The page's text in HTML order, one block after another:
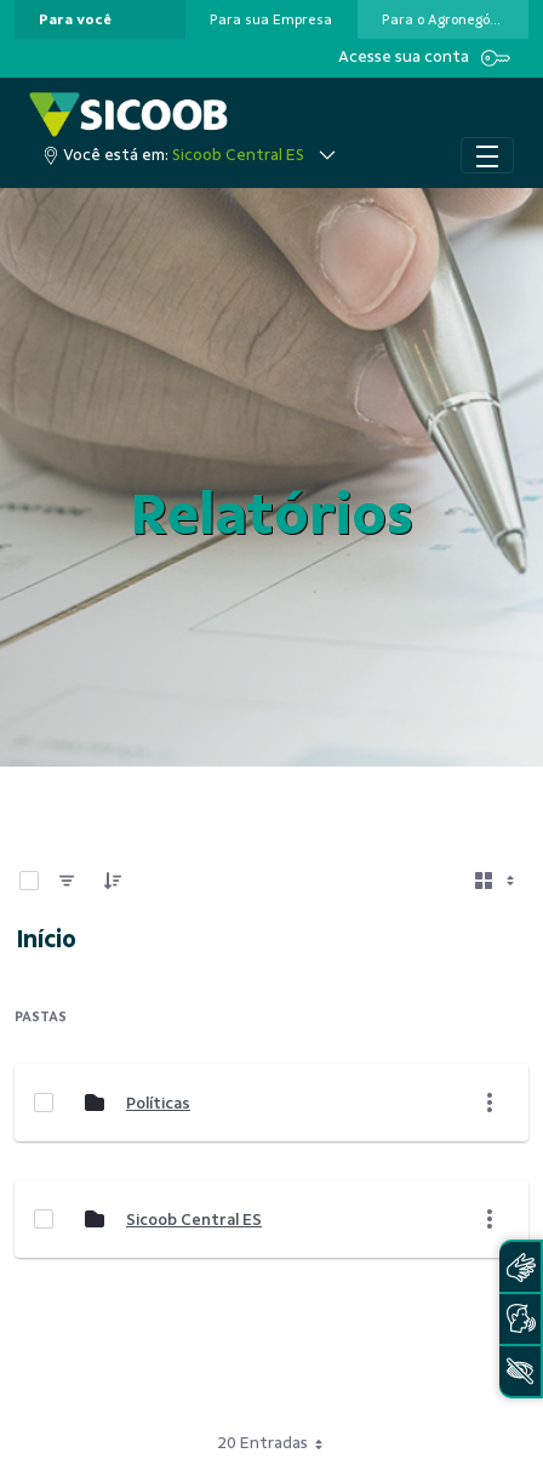
Pular para o Conteúdo principal
Para você Para sua Empresa Para o Agronegócio
Acesse sua conta
Você está em: Sicoob Central ES
Relatórios
Início
PASTAS
Políticas
Sicoob Central ES
20 Entradas